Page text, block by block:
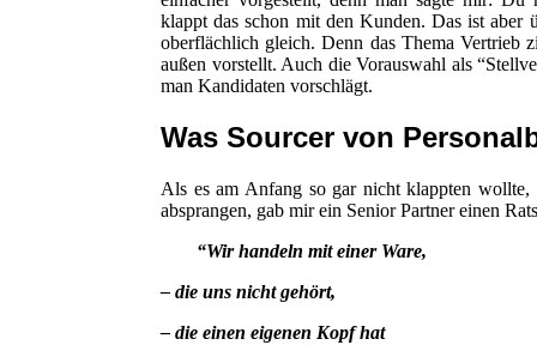
klappt das schon mit den Kunden. Das ist aber
oberflächlich gleich. Denn das Thema Vertrieb
außen vorstellt. Auch die Vorauswahl als
man Kandidaten vorschlägt.
Was Sourcer von
Als es am Anfang so gar nicht klappten
absprangen, gab mir ein Senior Partner einen
“Wir handeln mit einer Ware,
– die uns nicht gehört,
– die einen eigenen Kopf hat